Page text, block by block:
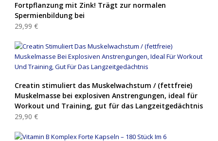
Fortpflanzung mit Zink! Trägt zur normalen
Spermienbildung bei
29,99 €
Creatin stimuliert das Muskelwachstum / (fettfreie)
Muskelmasse bei explosiven Anstrengungen, ideal für
Workout und Training, gut für das Langzeitgedächtnis
29,90 €